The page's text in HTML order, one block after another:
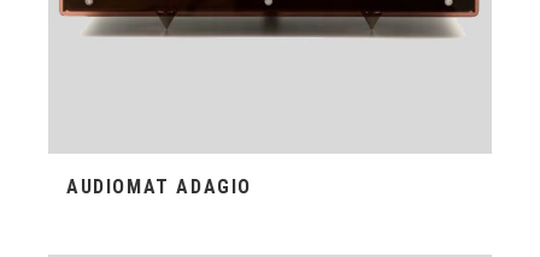
AUDIOMAT ADAGIO